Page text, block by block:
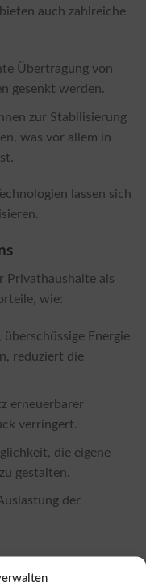
auch zahlreiche
Übertragung von
gesenkt werden.
zur Stabilisierung
was vor allem in
lassen sich
Privathaushalte als
wie:
Energie
reduziert die
erneuerbarer
verringert.
die eigene
gestalten.
der